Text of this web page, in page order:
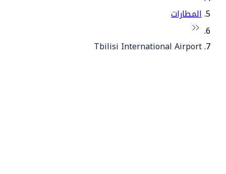
المطارات
Tbilisi International Airport